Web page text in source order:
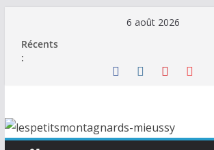
contenu
6 août 2026
Récents
: